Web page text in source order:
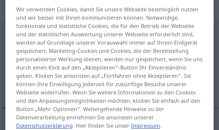
„marvel-of-Peru“: noun
marvel-of-Perus
Übersicht aller Übersetzungen
(Für mehr Details die Übersetzung anklicken/antippen)
Wunderblume
Wir verwenden Cookies, damit Sie unsere Webseite bestmöglich nutzen
und wir besser mit Ihnen kommunizieren können. Notwendige,
funktionale und statistische Cookies, die für den Betrieb der Webseite
und der statistischen Auswertung unserer Webseite erforderlich sind,
werden auf Grundlage unserer Vorauswahl immer auf Ihrem Endgerät
gespeichert. Marketing-Cookies und Cookies, die der Bereitstellung
personalisierter Werbung dienen, werden nur gespeichert, wenn Sie uns
durch einen Klick auf den „Akzeptieren“-Button Ihr Einverständnis
geben. Klicken Sie ansonsten auf „Fortfahren ohne Akzeptieren“. Sie
können Ihre Einwilligung jederzeit für zukünftige Besuche unserer
Webseite widerrufen. Wenn Sie weitere Informationen zu den Cookies
und den Anpassungsmöglichkeiten möchten, klicken Sie einfach auf den
Button „Mehr Optionen“. Weitergehende Hinweise zu der
Datenverarbeitung entnehmen Sie ansonsten unserer
Datenschutzerklärung. Hier finden Sie unserImpressum.